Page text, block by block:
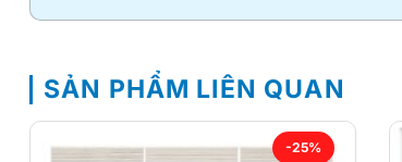
SẢN PHẨM LIÊN QUAN
-25%